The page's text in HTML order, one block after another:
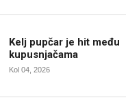
Kelj pupčar je hit među
kupusnjačama
Kol 04, 2026